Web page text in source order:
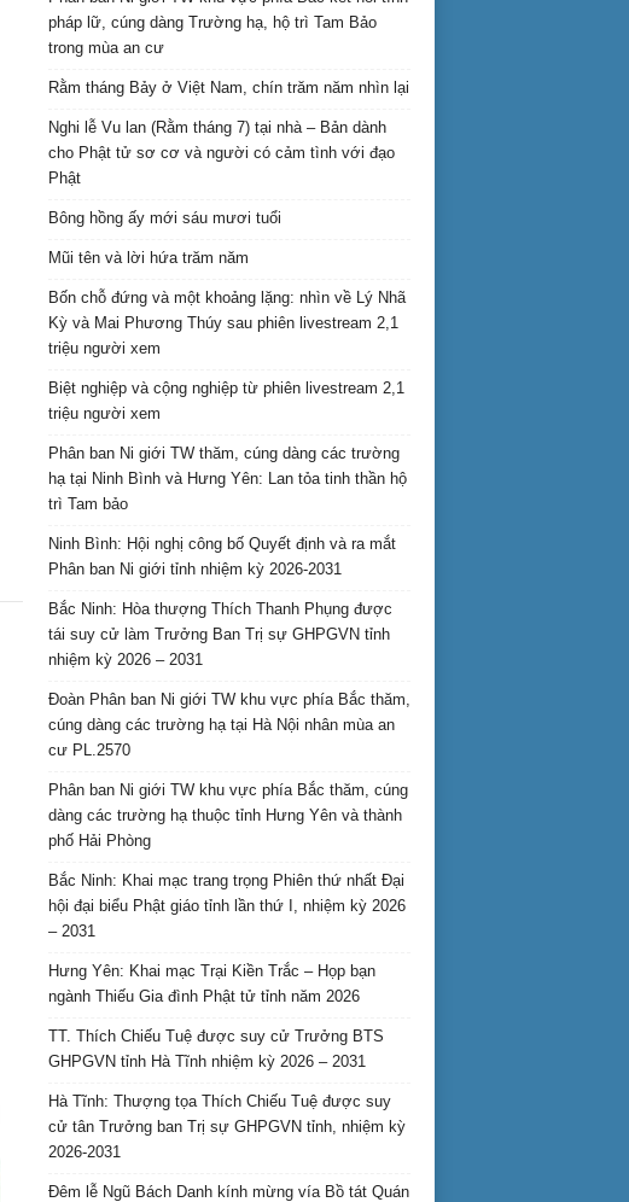
pháp lữ, cúng dàng Trường hạ, hộ trì Tam Bảo
trong mùa an cư
Rằm tháng Bảy ở Việt Nam, chín trăm năm nhìn lại
Nghi lễ Vu lan (Rằm tháng 7) tại nhà – Bản dành
cho Phật tử sơ cơ và người có cảm tình với đạo
Phật
Bông hồng ấy mới sáu mươi tuổi
Mũi tên và lời hứa trăm năm
Bốn chỗ đứng và một khoảng lặng: nhìn về Lý Nhã
Kỳ và Mai Phương Thúy sau phiên livestream 2,1
triệu người xem
Biệt nghiệp và cộng nghiệp từ phiên livestream 2,1
triệu người xem
Phân ban Ni giới TW thăm, cúng dàng các trường
hạ tại Ninh Bình và Hưng Yên: Lan tỏa tinh thần hộ
trì Tam bảo
Ninh Bình: Hội nghị công bố Quyết định và ra mắt
Phân ban Ni giới tỉnh nhiệm kỳ 2026-2031
Bắc Ninh: Hòa thượng Thích Thanh Phụng được
tái suy cử làm Trưởng Ban Trị sự GHPGVN tỉnh
nhiệm kỳ 2026 – 2031
Đoàn Phân ban Ni giới TW khu vực phía Bắc thăm,
cúng dàng các trường hạ tại Hà Nội nhân mùa an
cư PL.2570
Phân ban Ni giới TW khu vực phía Bắc thăm, cúng
dàng các trường hạ thuộc tỉnh Hưng Yên và thành
phố Hải Phòng
Bắc Ninh: Khai mạc trang trọng Phiên thứ nhất Đại
hội đại biểu Phật giáo tỉnh lần thứ I, nhiệm kỳ 2026
– 2031
Hưng Yên: Khai mạc Trại Kiền Trắc – Họp bạn
ngành Thiếu Gia đình Phật tử tỉnh năm 2026
TT. Thích Chiếu Tuệ được suy cử Trưởng BTS
GHPGVN tỉnh Hà Tĩnh nhiệm kỳ 2026 – 2031
Hà Tĩnh: Thượng tọa Thích Chiếu Tuệ được suy
cử tân Trưởng ban Trị sự GHPGVN tỉnh, nhiệm kỳ
2026-2031
Đêm lễ Ngũ Bách Danh kính mừng vía Bồ tát Quán